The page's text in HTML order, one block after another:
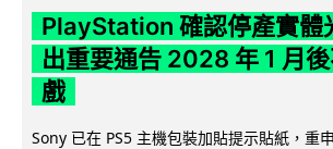
PlayStation 確認停產實體
出重要通告 2028 年 1 月
戲
Sony 已在 PS5 主機包裝加貼提示貼紙，重